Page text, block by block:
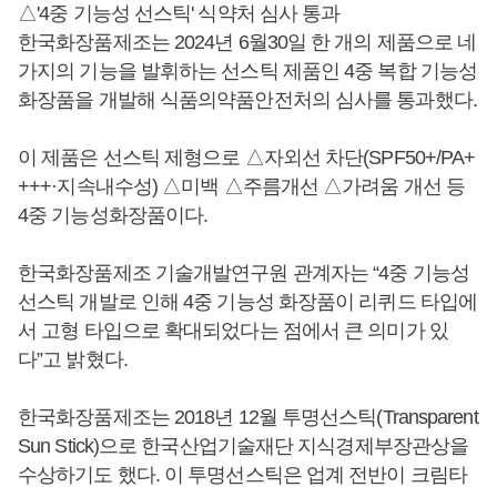
△'4중 기능성 선스틱' 식약처 심사 통과
한국화장품제조는 2024년 6월30일 한 개의 제품으로 네
가지의 기능을 발휘하는 선스틱 제품인 4중 복합 기능성
화장품을 개발해 식품의약품안전처의 심사를 통과했다.
이 제품은 선스틱 제형으로 △자외선 차단(SPF50+/PA+
+++·지속내수성) △미백 △주름개선 △가려움 개선 등
4중 기능성화장품이다.
한국화장품제조 기술개발연구원 관계자는 “4중 기능성
선스틱 개발로 인해 4중 기능성 화장품이 리퀴드 타입에
서 고형 타입으로 확대되었다는 점에서 큰 의미가 있
다”고 밝혔다.
한국화장품제조는 2018년 12월 투명선스틱(Transparent
Sun Stick)으로 한국산업기술재단 지식경제부장관상을
수상하기도 했다. 이 투명선스틱은 업계 전반이 크림타